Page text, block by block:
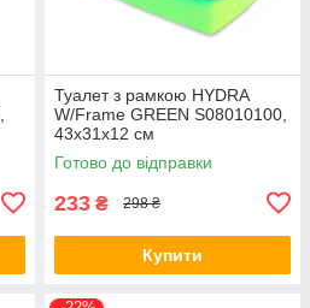
Туалет з рамкою HYDRA
W/Frame GREEN S08010100,
43х31x12 см
Готово до відправки
233 ₴ 298 ₴
Купити